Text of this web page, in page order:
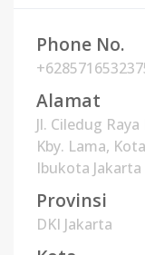
Phone No.
Alamat
Jl. Ciledug
Kby. Lama,
Ibukota Jakarta
Provinsi
DKI Jakarta